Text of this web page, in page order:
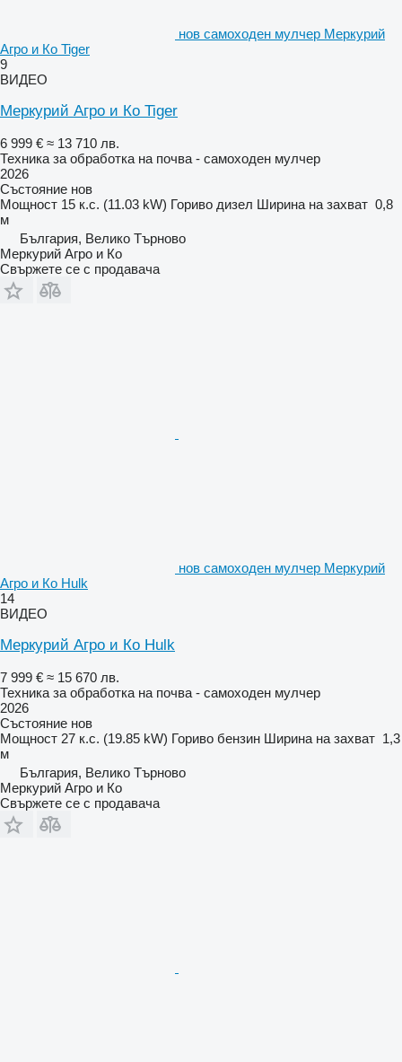
нов самоходен мулчер Меркурий
Агро и Ко Tiger
9
ВИДЕО
Меркурий Агро и Ко Tiger
6 999 € ≈ 13 710 лв.
Техника за обработка на почва - самоходен мулчер
2026
Състояние нов
Мощност 15 к.с. (11.03 kW) Гориво дизел Ширина на захват 0,8
м
България, Велико Търново
Меркурий Агро и Ко
Свържете се с продавача
нов самоходен мулчер Меркурий
Агро и Ко Hulk
14
ВИДЕО
Меркурий Агро и Ко Hulk
7 999 € ≈ 15 670 лв.
Техника за обработка на почва - самоходен мулчер
2026
Състояние нов
Мощност 27 к.с. (19.85 kW) Гориво бензин Ширина на захват 1,3
м
България, Велико Търново
Меркурий Агро и Ко
Свържете се с продавача